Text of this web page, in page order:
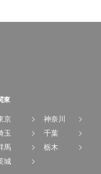
東
京
神奈川
玉
千葉
馬
栃木
城